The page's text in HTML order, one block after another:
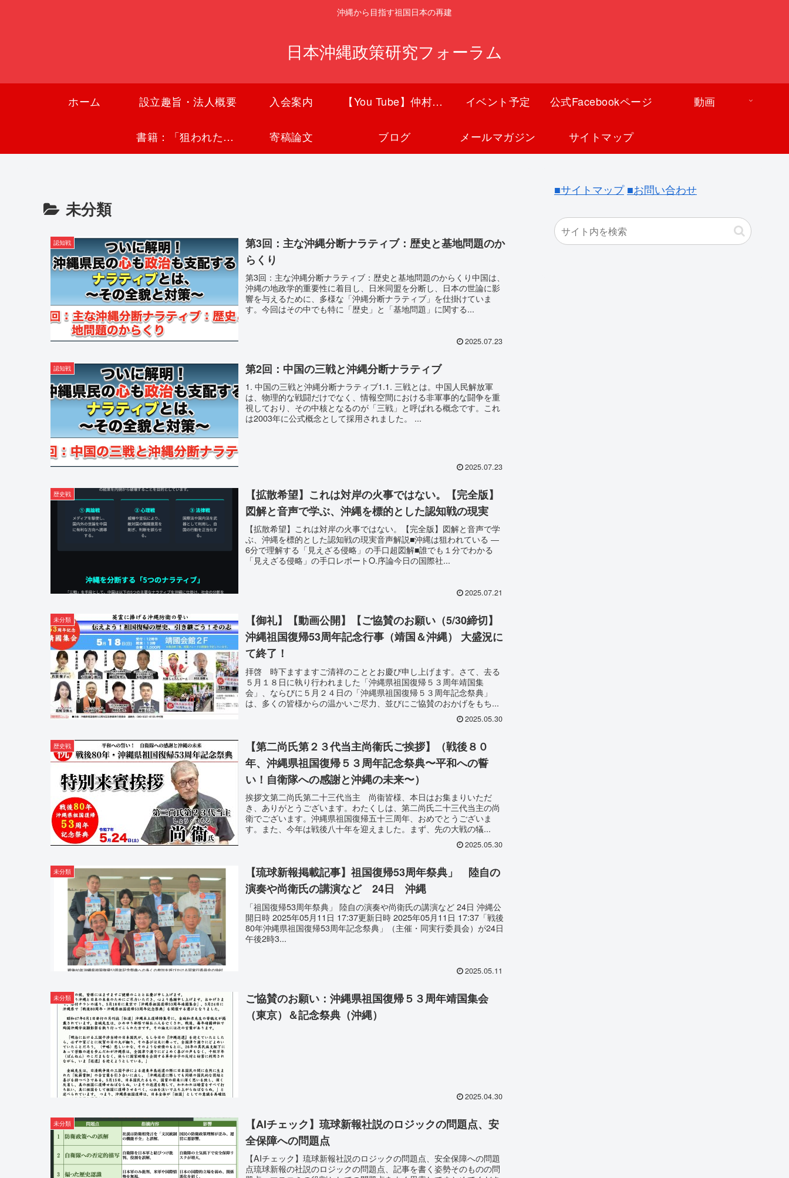
沖縄から目指す祖国日本の再建
日本沖縄政策研究フォーラム
ホーム 設立趣旨・法人概要 入会案内 【You Tube】仲村覚チャンネル イベント予定 公式Facebookページ 動画
書籍：「狙われた沖縄〜真実の沖縄史が日本を救う〜」 寄稿論文 ブログ メールマガジン サイトマップ
未分類
認知戦
第3回：主な沖縄分断ナラティブ：歴史と基地問題のか
らくり
第3回：主な沖縄分断ナラティブ：歴史と基地問題のからくり中国は、
沖縄の地政学的重要性に着目し、日米同盟を分断し、日本の世論に影
響を与えるために、多様な「沖縄分断ナラティブ」を仕掛けていま
す。今回はその中でも特に「歴史」と「基地問題」に関する...
2025.07.23
認知戦 第2回：中国の三戦と沖縄分断ナラティブ
1. 中国の三戦と沖縄分断ナラティブ1.1. 三戦とは。中国人民解放軍
は、物理的な戦闘だけでなく、情報空間における非軍事的な闘争を重
視しており、その中核となるのが「三戦」と呼ばれる概念です。これ
は2003年に公式概念として採用されました。 ...
2025.07.23
歴史戦
【拡散希望】これは対岸の火事ではない。【完全版】
図解と音声で学ぶ、沖縄を標的とした認知戦の現実
【拡散希望】これは対岸の火事ではない。【完全版】図解と音声で学
ぶ、沖縄を標的とした認知戦の現実音声解説■沖縄は狙われている ―
6分で理解する「見えざる侵略」の手口超図解■誰でも１分でわかる
「見えざる侵略」の手口レポートO.序論今日の国際社...
2025.07.21
未分類
【御礼】【動画公開】【ご協賛のお願い（5/30締切】
沖縄祖国復帰53周年記念行事（靖国＆沖縄） 大盛況に
て終了！
拝啓 時下ますますご清祥のこととお慶び申し上げます。さて、去る
５月１８日に執り行われました「沖縄県祖国復帰５３周年靖国集
会」、ならびに５月２４日の「沖縄県祖国復帰５３周年記念祭典」
は、多くの皆様からの温かいご尽力、並びにご協賛のおかげをもち...
2025.05.30
歴史戦
【第二尚氏第２３代当主尚衞氏ご挨拶】（戦後８０
年、沖縄県祖国復帰５３周年記念祭典〜平和への誓
い！自衛隊への感謝と沖縄の未来〜）
挨拶文第二尚氏第二十三代当主 尚衞皆様、本日はお集まりいただ
き、ありがとうございます。わたくしは、第二尚氏二十三代当主の尚
衛でございます。沖縄県祖国復帰五十三周年、おめでとうございま
す。また、今年は戦後八十年を迎えました。まず、先の大戦の犠...
2025.05.30
未分類
【琉球新報掲載記事】祖国復帰53周年祭典」 陸自の
演奏や尚衛氏の講演など 24日 沖縄
「祖国復帰53周年祭典」 陸自の演奏や尚衛氏の講演など 24日 沖縄公
開日時 2025年05月11日 17:37更新日時 2025年05月11日 17:37「戦後
80年沖縄県祖国復帰53周年記念祭典」（主催・同実行委員会）が24日
午後2時3...
2025.05.11
未分類
ご協賛のお願い：沖縄県祖国復帰５３周年靖国集会
（東京）＆記念祭典（沖縄）
2025.04.30
未分類
【AIチェック】琉球新報社説のロジックの問題点、安
全保障への問題点
【AIチェック】琉球新報社説のロジックの問題点、安全保障への問題
点琉球新報の社説のロジックの問題点、記事を書く姿勢そのものの問
■サイトマップ ■お問い合わせ